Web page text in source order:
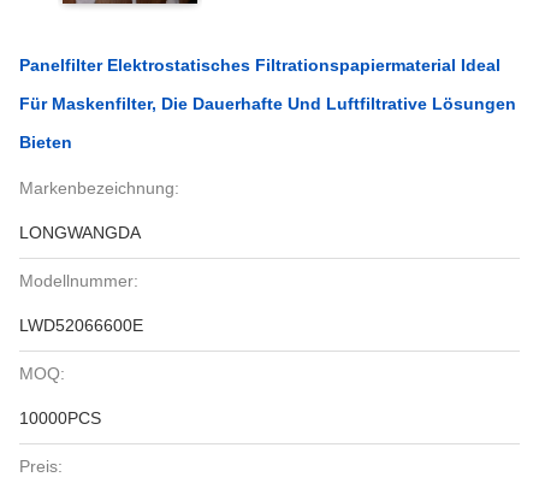
Panelfilter Elektrostatisches Filtrationspapiermaterial Ideal
Für Maskenfilter, Die Dauerhafte Und Luftfiltrative Lösungen
Bieten
Markenbezeichnung:
LONGWANGDA
Modellnummer:
LWD52066600E
MOQ:
10000PCS
Preis: